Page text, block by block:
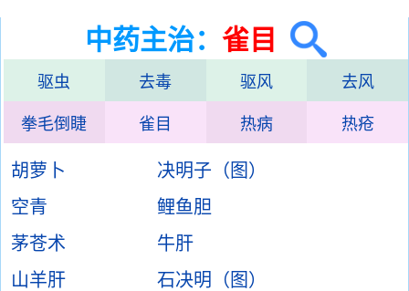
中药主治： 雀目
驱虫 去毒 驱风 去风
拳毛倒睫 雀目 热病 热疮
胡萝卜
决明子（图）
空青
鲤鱼胆
茅苍术
牛肝
山羊肝
石决明（图）